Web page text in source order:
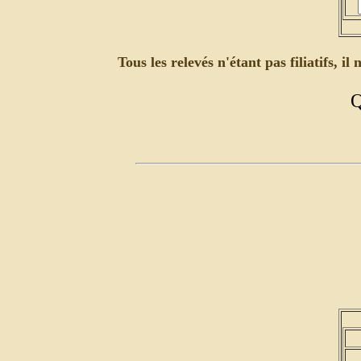
Tous les relevés n'étant pas filiatifs, il